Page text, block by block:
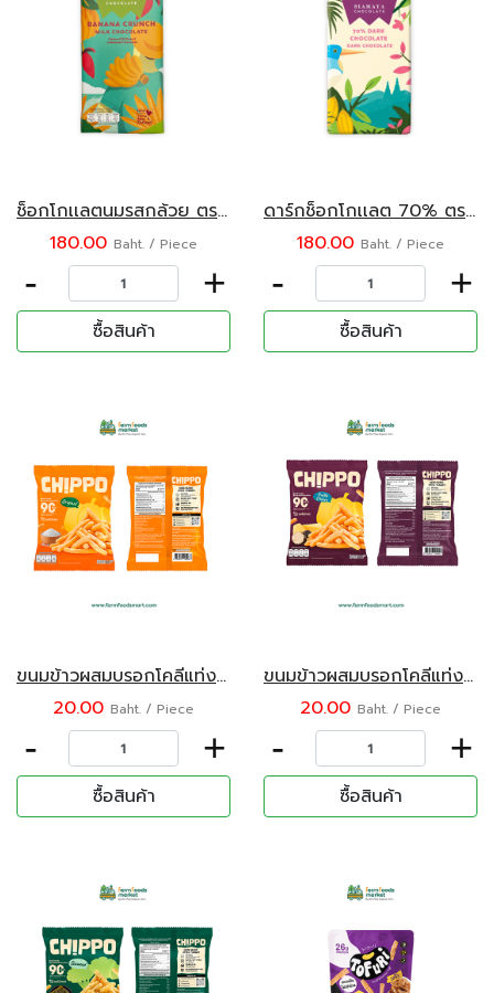
ช็อกโกเเลตนมรสกล้วย ตราสยามมายา 75 กรัม
180.00 Baht. / Piece
- +
ซื้อสินค้า
ดาร์กช็อกโกเเลต 70% ตราสยามมายา 75 กรัม
180.00 Baht. / Piece
- +
ซื้อสินค้า
ขนมข้าวผสมบรอกโคลีแท่งอบกรอบ รสออริจินัล ตราชิปโป้ ขนาด 22 กรัม
20.00 Baht. / Piece
- +
ซื้อสินค้า
ขนมข้าวผสมบรอกโคลีแท่งอบกรอบ รสทรัฟเฟิลชีส ตราชิปโป้ ขนาด 22 กรัม
20.00 Baht. / Piece
- +
ซื้อสินค้า